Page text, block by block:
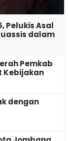
Pelukis Asal
dalam
Pemkab
Kebijakan
dengan